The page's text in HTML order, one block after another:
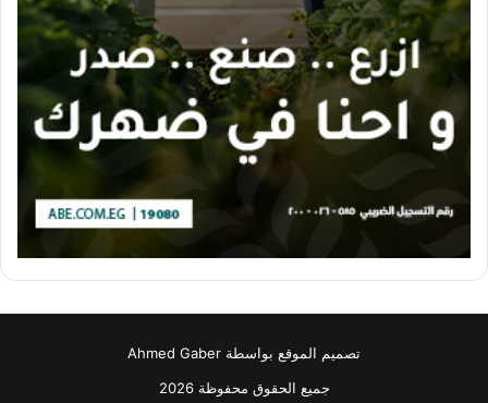
تصميم الموقع بواسطة Ahmed Gaber
جميع الحقوق محفوظة 2026